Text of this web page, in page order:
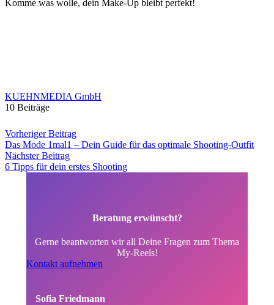
Komme was wolle, dein Make-Up bleibt perfekt!
KUEHNMEDIA GmbH
10 Beiträge
Vorheriger Beitrag
Das Mode 1mal1 – Dein Guide für das optimale Shooting-Outfit
Nächster Beitrag
6 Tipps für dein erstes Shooting
Beratung erwünscht?
Gerne beantworten wir all Deine Fragen zum Thema
My-Reels!
Kontakt aufnehmen
Sofia Friedmann